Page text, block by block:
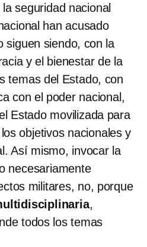
seguridad nacional
han acusado
siguen siendo, con la
y el bienestar de la
temas del Estado, con
con el poder nacional,
Estado movilizada para
objetivos nacionales y
Así mismo, invocar la
necesariamente
militares, no, porque
,
todos los temas